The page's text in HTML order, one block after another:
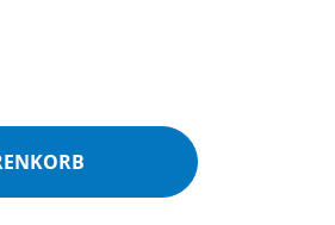
Wert ein oder